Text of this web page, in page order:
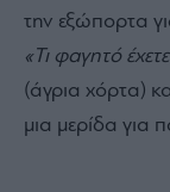
την εξώπορτα
«Τι φαγητό
(άγρια χόρτα)
μια μερίδα για